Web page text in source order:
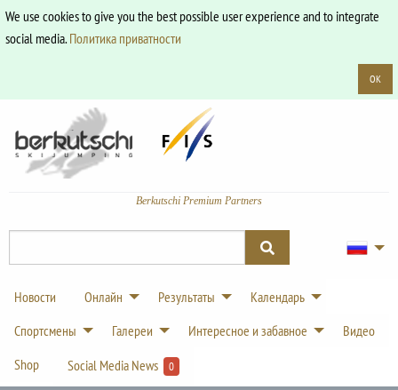
We use cookies to give you the best possible user experience and to integrate
social media.Политика приватности
OK
Berkutschi Premium Partners
Новости Онлайн Результаты
Календарь
Спортсмены
Галереи Интересное и забавное
Видео
Shop
Social Media News 0